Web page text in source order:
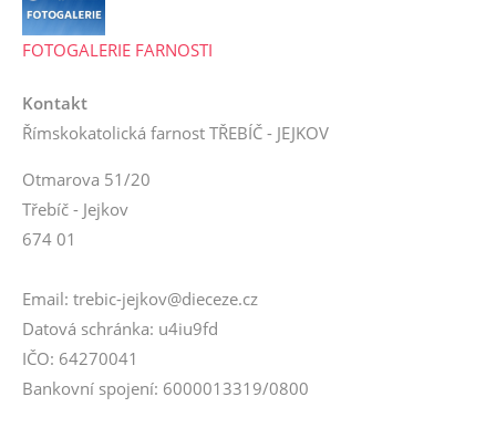
FOTOGALERIE FARNOSTI
Kontakt
Římskokatolická farnost TŘEBÍČ - JEJKOV
Otmarova 51/20
Třebíč - Jejkov
674 01
Email: trebic-jejkov@dieceze.cz
Datová schránka: u4iu9fd
IČO: 64270041
Bankovní spojení: 6000013319/0800